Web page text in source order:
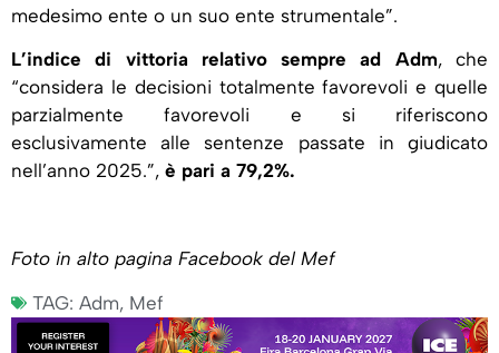
medesimo ente o un suo ente strumentale”.
L’indice di vittoria relativo sempre ad Adm, che
“considera le decisioni totalmente favorevoli e quelle
parzialmente favorevoli e si riferiscono
esclusivamente alle sentenze passate in giudicato
nell’anno 2025.”, è pari a 79,2%.
Foto in alto pagina Facebook del Mef
TAG: Adm, Mef